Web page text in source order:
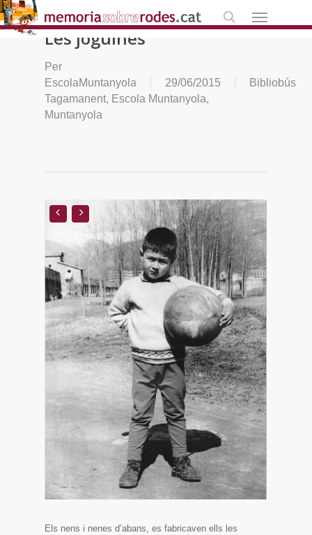
Skip
to
search
Menú
Les joguines
Per
EscolaMuntanyola
29/06/2015
Bibliobús
Tagamanent, Escola Muntanyola,
Muntanyola
Els nens i nenes d’abans, es fabricaven ells les